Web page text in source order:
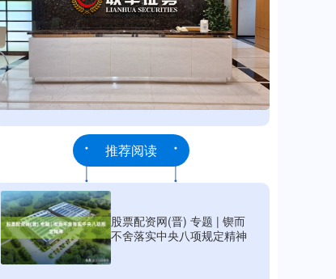
推荐阅读
股票配资网(晋) 专题 | 锲而
不舍落实中央八项规定精神